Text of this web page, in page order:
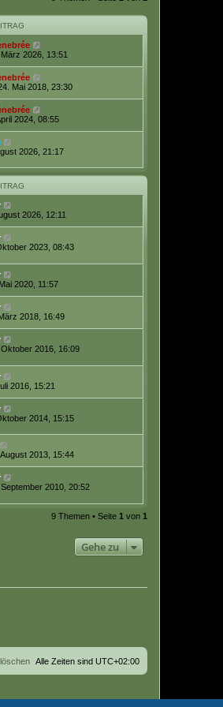
i
r
g
2026, 13:51
Mai 2018, 23:30
2024, 08:55
2026, 21:17
2026, 12:11
2023, 08:43
2020, 11:57
2018, 16:49
2016, 16:09
2016, 15:21
2014, 15:15
2013, 15:44
2010, 20:52
9 Themen • Seite 1 von 1
Gehe zu
Alle Zeiten sind UTC+02:00